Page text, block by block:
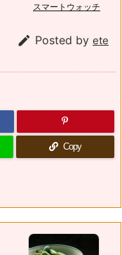
スマートウォッチ
 Posted by ete
Copy